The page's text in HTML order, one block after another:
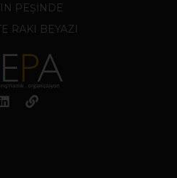
PEŞİNDE
RAKI BEYAZI